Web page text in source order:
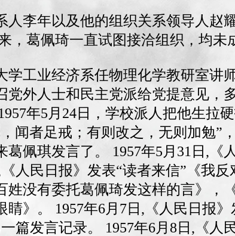
人李年以及他的组织关系领导人赵
，葛佩琦一直试图接洽组织，均未
学工业经济系任物理化学教研室讲
党外人士和民主党派给党提意见，
年5月24日，学校派人把他生拉
闻者足戒；有则改之，无则加勉”
葛佩琪发言了。 1957年5月31日,《
人民日报》发表“读者来信”《我
姓没有委托葛佩琦发这样的言》，
睛》。 1957年6月7日,《人民日报
篇发言记录。 1957年6月8日,《人